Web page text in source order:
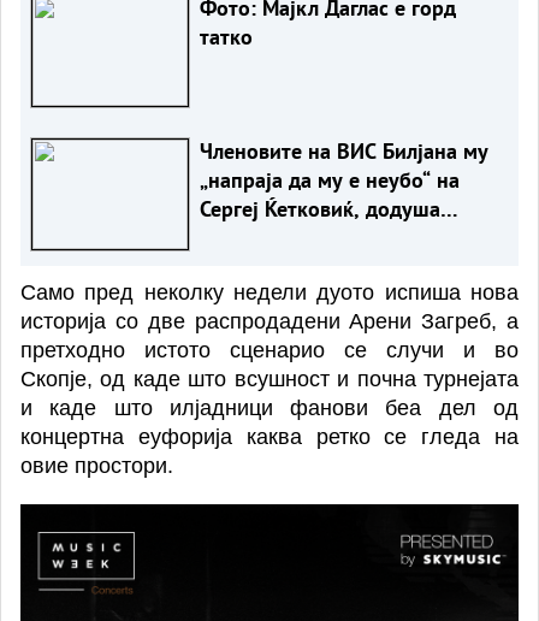
Фото: Мајкл Даглас е горд
татко
Членовите на ВИС Билјана му
„напраја да му е неубо“ на
Сергеј Ќетковиќ, додуша
Само пред неколку недели дуото испиша нова
историја со две распродадени Арени Загреб, а
претходно истото сценарио се случи и во
Скопје, од каде што всушност и почна турнејата
и каде што
илјадници фанови беа дел од
концертна еуфорија каква ретко се гледа на
овие простори.